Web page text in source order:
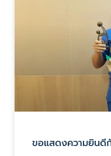
ขอแสดงความยิน